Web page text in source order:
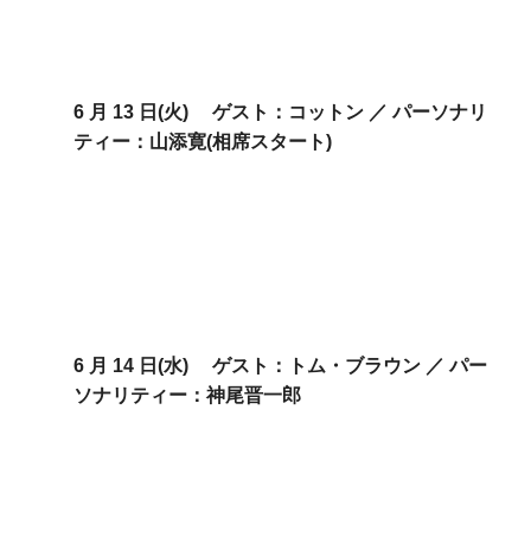
6 月 13 日(火) ゲスト： コットン ／パーソナリ
ティー： 山添寛(相席スタート)
6 月 14 日(水) ゲスト： トム・ブラウン ／パー
ソナリティー：神尾晋一郎